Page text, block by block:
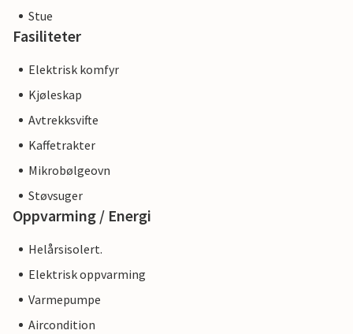
Stue
Fasiliteter
Elektrisk komfyr
Kjøleskap
Avtrekksvifte
Kaffetrakter
Mikrobølgeovn
Støvsuger
Oppvarming / Energi
Helårsisolert.
Elektrisk oppvarming
Varmepumpe
Aircondition